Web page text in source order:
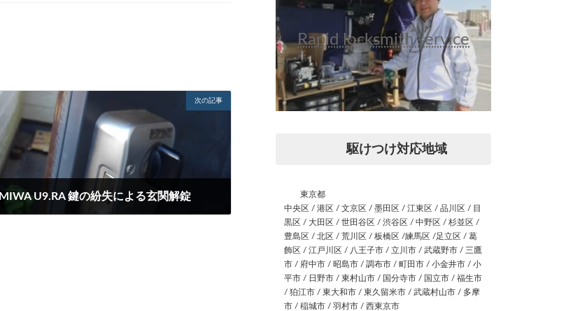
次の記事
MIWA U9.RA 鍵の紛失による玄関解錠
Rapid locksmith service
駆けつけ対応地域
東京都
中央区 / 港区 / 文京区 / 墨田区 / 江東区 / 品川区 / 目
黒区 / 大田区 / 世田谷区 / 渋谷区 / 中野区 / 杉並区 /
豊島区 / 北区 / 荒川区 / 板橋区 /練馬区 /足立区 / 葛
飾区 / 江戸川区 / 八王子市 / 立川市 / 武蔵野市 / 三鷹
市 / 府中市 / 昭島市 / 調布市 / 町田市 / 小金井市 / 小
平市 / 日野市 / 東村山市 / 国分寺市 / 国立市 / 福生市
/ 狛江市 / 東大和市 / 東久留米市 / 武蔵村山市 / 多摩
市 / 稲城市 / 羽村市 / 西東京市